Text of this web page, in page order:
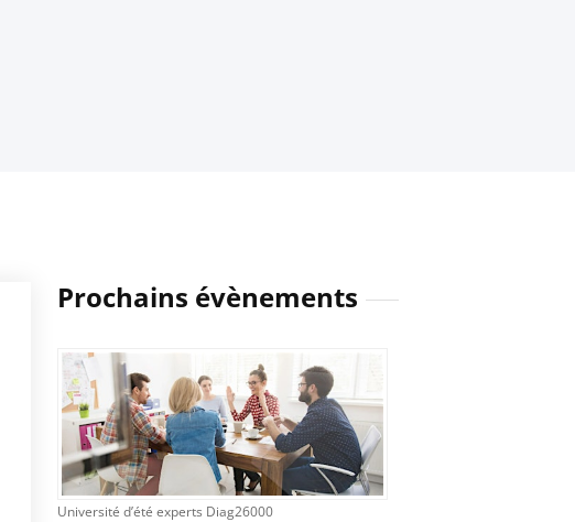
Prochains évènements
Université d’été experts Diag26000